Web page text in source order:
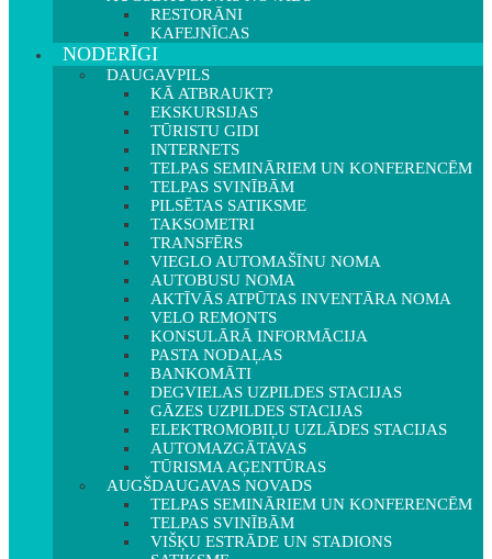
RESTORĀNI
KAFEJNĪCAS
NODERĪGI
DAUGAVPILS
KĀ ATBRAUKT?
EKSKURSIJAS
TŪRISTU GIDI
INTERNETS
TELPAS SEMINĀRIEM UN KONFERENCĒM
TELPAS SVINĪBĀM
PILSĒTAS SATIKSME
TAKSOMETRI
TRANSFĒRS
VIEGLO AUTOMAŠĪNU NOMA
AUTOBUSU NOMA
AKTĪVĀS ATPŪTAS INVENTĀRA NOMA
VELO REMONTS
KONSULĀRĀ INFORMĀCIJA
PASTA NODAĻAS
BANKOMĀTI
DEGVIELAS UZPILDES STACIJAS
GĀZES UZPILDES STACIJAS
ELEKTROMOBIĻU UZLĀDES STACIJAS
AUTOMAZGĀTAVAS
TŪRISMA AĢENTŪRAS
AUGŠDAUGAVAS NOVADS
TELPAS SEMINĀRIEM UN KONFERENCĒM
TELPAS SVINĪBĀM
VIŠĶU ESTRĀDE UN STADIONS